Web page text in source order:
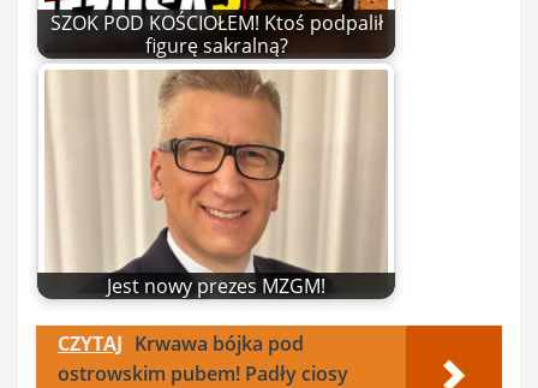
SZOK POD KOŚCIOŁEM! Ktoś podpalił
figurę sakralną?
Jest nowy prezes MZGM!
CZYTAJ Krwawa bójka pod
ostrowskim pubem! Padły ciosy